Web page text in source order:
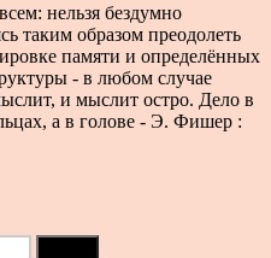
нельзя бездумно
таким образом преодолеть
памяти и определённых
- в любом случае
и мыслит остро. Дело в
а в голове - Э. Фишер :